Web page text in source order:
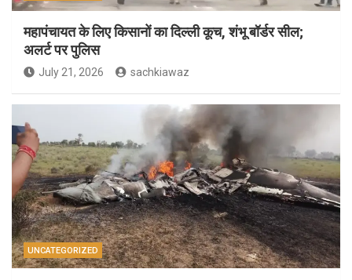
महापंचायत के लिए किसानों का दिल्ली कूच, शंभू बॉर्डर सील;
अलर्ट पर पुलिस
July 21, 2026 sachkiawaz
UNCATEGORIZED